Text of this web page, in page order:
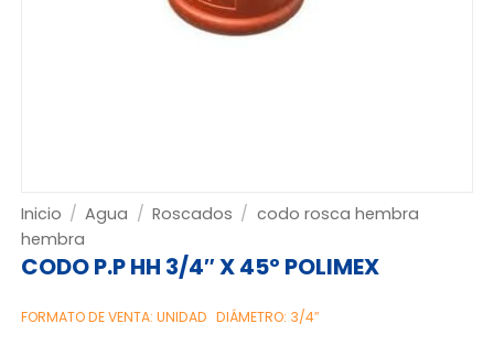
Inicio / Agua / Roscados / codo rosca hembra
hembra
CODO P.P HH 3/4″ X 45º POLIMEX
FORMATO DE VENTA: UNIDAD DIÁMETRO: 3/4″